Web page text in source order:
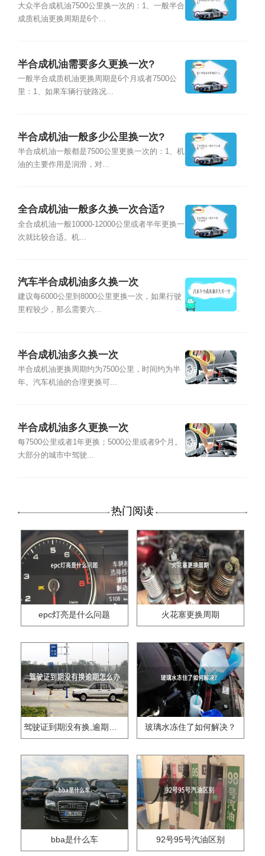
大众半合成机油7500公里换一次的：1、一般半合
成质机油更换周期是6个...
半合成机油需要多久更换一次?
一般半合成质机油更换周期是6个月或者7500公
里：1、如果车辆行驶路况...
半合成机油一般多少公里换一次?
半合成机油一般都是7500公里更换一次的：1、机
油的主要作用是润滑，对...
全合成机油一般多久换一次合适?
全合成机油一般10000-12000公里或者半年更换一
次就比较合适。机...
汽车半合成机油多久换一次
建议每6000公里到8000公里更换一次，如果行驶
里程较少，那么需要六...
半合成机油多久换一次
半合成机油更换周期约为7500公里，时间约为半
年。汽车机油的合理更换可...
半合成机油多久更换一次
每7500公里或者1年更换；5000公里或者9个月。
大部分的城市中驾驶...
热门阅读
epc灯亮是什么问题 火花塞更换周期
驾驶证到期没有换,逾期怎么办?? 玻璃水冻住了如何解决？
bba是什么车 92号95号汽油区别